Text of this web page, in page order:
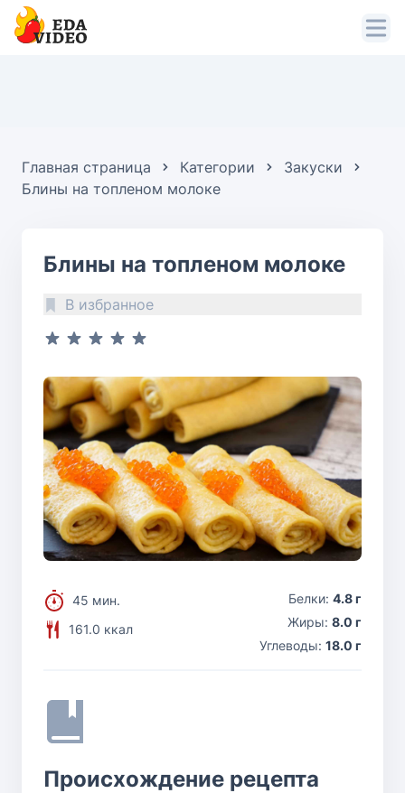
Главная страница Категории
Закуски
Блины на топленом молоке
Блины на топленом молоке
В избранное
45 мин.
161.0 ккал
Белки: 4.8 г
Жиры: 8.0 г
Углеводы: 18.0 г
Происхождение рецепта